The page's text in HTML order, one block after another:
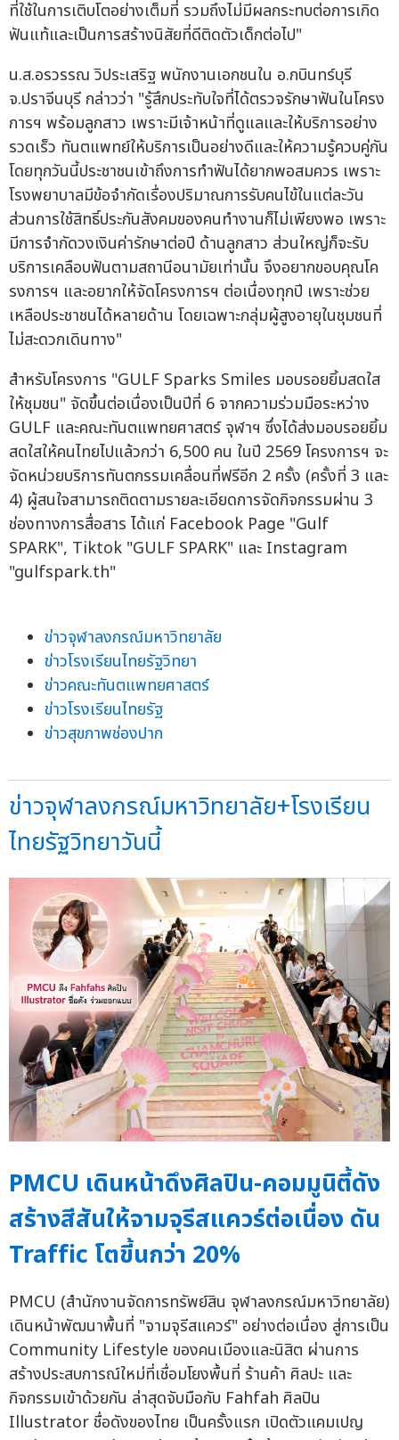
ที่ใช้ในการเติบโตอย่างเต็มที่ รวมถึงไม่มีผลกระทบต่อการเกิด
ฟันแท้และเป็นการสร้างนิสัยที่ดีติดตัวเด็กต่อไป"
น.ส.อรวรรณ วิประเสริฐ พนักงานเอกชนใน อ.กบินทร์บุรี
จ.ปราจีนบุรี กล่าวว่า "รู้สึกประทับใจที่ได้ตรวจรักษาฟันในโครง
การฯ พร้อมลูกสาว เพราะมีเจ้าหน้าที่ดูแลและให้บริการอย่าง
รวดเร็ว ทันตแพทย์ให้บริการเป็นอย่างดีและให้ความรู้ควบคู่กัน
โดยทุกวันนี้ประชาชนเข้าถึงการทำฟันได้ยากพอสมควร เพราะ
โรงพยาบาลมีข้อจำกัดเรื่องปริมาณการรับคนไข้ในแต่ละวัน
ส่วนการใช้สิทธิ์ประกันสังคมของคนทำงานก็ไม่เพียงพอ เพราะ
มีการจำกัดวงเงินค่ารักษาต่อปี ด้านลูกสาว ส่วนใหญ่ก็จะรับ
บริการเคลือบฟันตามสถานีอนามัยเท่านั้น จึงอยากขอบคุณโค
รงการฯ และอยากให้จัดโครงการฯ ต่อเนื่องทุกปี เพราะช่วย
เหลือประชาชนได้หลายด้าน โดยเฉพาะกลุ่มผู้สูงอายุในชุมชนที่
ไม่สะดวกเดินทาง"
สำหรับโครงการ "GULF Sparks Smiles มอบรอยยิ้มสดใส
ให้ชุมชน" จัดขึ้นต่อเนื่องเป็นปีที่ 6 จากความร่วมมือระหว่าง
GULF และคณะทันตแพทยศาสตร์ จุฬาฯ ซึ่งได้ส่งมอบรอยยิ้ม
สดใสให้คนไทยไปแล้วกว่า 6,500 คน ในปี 2569 โครงการฯ จะ
จัดหน่วยบริการทันตกรรมเคลื่อนที่ฟรีอีก 2 ครั้ง (ครั้งที่ 3 และ
4) ผู้สนใจสามารถติดตามรายละเอียดการจัดกิจกรรมผ่าน 3
ช่องทางการสื่อสาร ได้แก่ Facebook Page "Gulf
SPARK", Tiktok "GULF SPARK" และ Instagram
"gulfspark.th"
ข่าวจุฬาลงกรณ์มหาวิทยาลัย
ข่าวโรงเรียนไทยรัฐวิทยา
ข่าวคณะทันตแพทยศาสตร์
ข่าวโรงเรียนไทยรัฐ
ข่าวสุขภาพช่องปาก
ข่าวจุฬาลงกรณ์มหาวิทยาลัย+โรงเรียน
ไทยรัฐวิทยาวันนี้
PMCU เดินหน้าดึงศิลปิน-คอมมูนิตี้ดัง
สร้างสีสันให้จามจุรีสแควร์ต่อเนื่อง ดัน
Traffic โตขี้นกว่า 20%
PMCU (สำนักงานจัดการทรัพย์สิน จุฬาลงกรณ์มหาวิทยาลัย)
เดินหน้าพัฒนาพื้นที่ "จามจุรีสแควร์" อย่างต่อเนื่อง สู่การเป็น
Community Lifestyle ของคนเมืองและนิสิต ผ่านการ
สร้างประสบการณ์ใหม่ที่เชื่อมโยงพื้นที่ ร้านค้า ศิลปะ และ
กิจกรรมเข้าด้วยกัน ล่าสุดจับมือกับ Fahfah ศิลปิน
Illustrator ชื่อดังของไทย เป็นครั้งแรก เปิดตัวแคมเปญ